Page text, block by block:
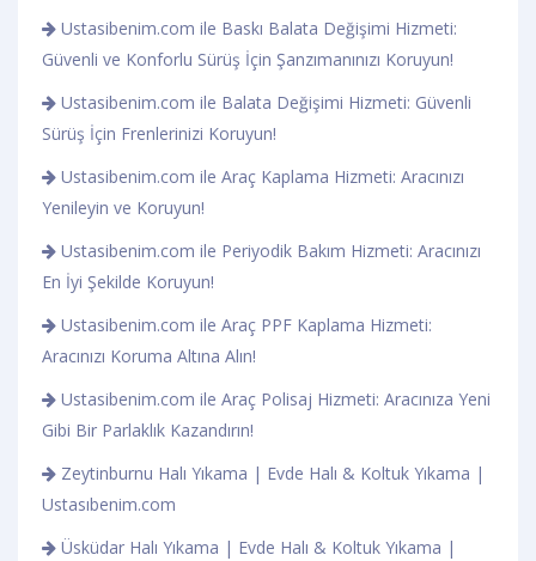
Ustasibenim.com ile Baskı Balata Değişimi Hizmeti:
Güvenli ve Konforlu Sürüş İçin Şanzımanınızı Koruyun!
Ustasibenim.com ile Balata Değişimi Hizmeti: Güvenli
Sürüş İçin Frenlerinizi Koruyun!
Ustasibenim.com ile Araç Kaplama Hizmeti: Aracınızı
Yenileyin ve Koruyun!
Ustasibenim.com ile Periyodik Bakım Hizmeti: Aracınızı
En İyi Şekilde Koruyun!
Ustasibenim.com ile Araç PPF Kaplama Hizmeti:
Aracınızı Koruma Altına Alın!
Ustasibenim.com ile Araç Polisaj Hizmeti: Aracınıza Yeni
Gibi Bir Parlaklık Kazandırın!
Zeytinburnu Halı Yıkama | Evde Halı & Koltuk Yıkama |
Ustasıbenim.com
Üsküdar Halı Yıkama | Evde Halı & Koltuk Yıkama |